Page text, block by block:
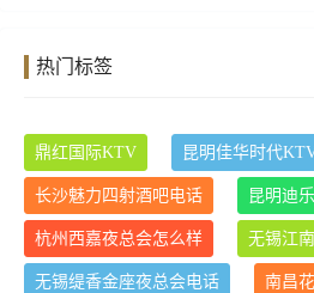
热门标签
鼎红国际KTV 昆明佳华时代
长沙魅力四射酒吧电话 昆明迪
杭州西嘉夜总会怎么样 无锡江
无锡缇香金座夜总会电话 南昌